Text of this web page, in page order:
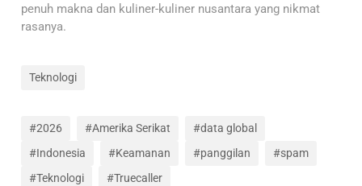
penuh makna dan kuliner-kuliner nusantara yang nikmat
rasanya.
Teknologi
#2026 #Amerika Serikat
#data global
#Indonesia
#Keamanan #panggilan
#spam
#Teknologi
#Truecaller